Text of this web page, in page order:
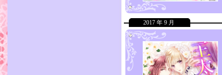
2017 年 9 月